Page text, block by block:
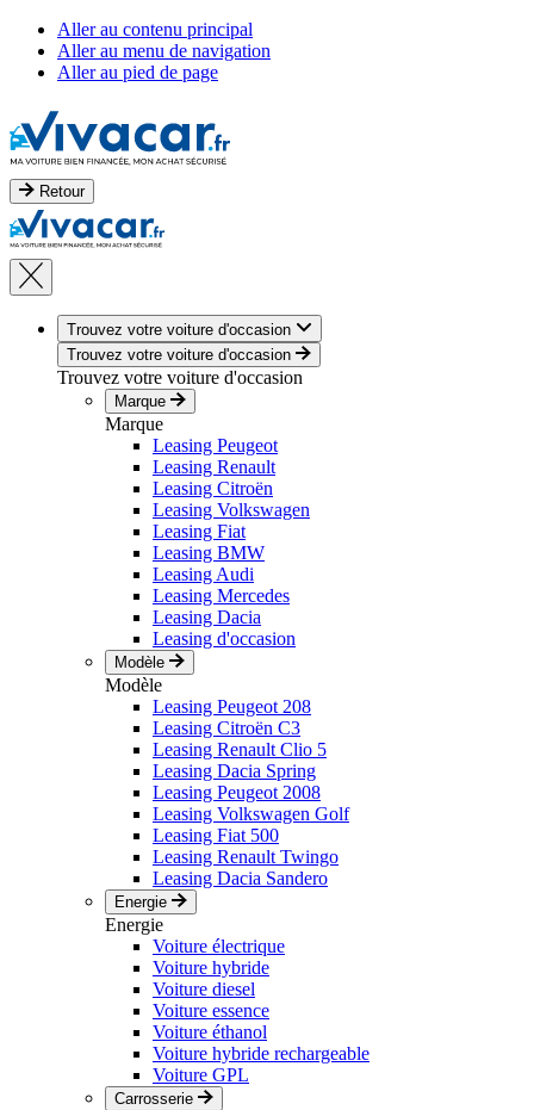
Aller au contenu principal
Aller au menu de navigation
Aller au pied de page
Retour
Trouvez votre voiture d'occasion
Trouvez votre voiture d'occasion
Trouvez votre voiture d'occasion
Marque
Marque
Leasing Peugeot
Leasing Renault
Leasing Citroën
Leasing Volkswagen
Leasing Fiat
Leasing BMW
Leasing Audi
Leasing Mercedes
Leasing Dacia
Leasing d'occasion
Modèle
Modèle
Leasing Peugeot 208
Leasing Citroën C3
Leasing Renault Clio 5
Leasing Dacia Spring
Leasing Peugeot 2008
Leasing Volkswagen Golf
Leasing Fiat 500
Leasing Renault Twingo
Leasing Dacia Sandero
Energie
Energie
Voiture électrique
Voiture hybride
Voiture diesel
Voiture essence
Voiture éthanol
Voiture hybride rechargeable
Voiture GPL
Carrosserie